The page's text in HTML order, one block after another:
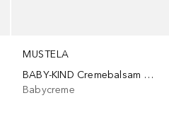
MUSTELA
BABY-KIND Cremebalsam 1-2-3
Babycreme